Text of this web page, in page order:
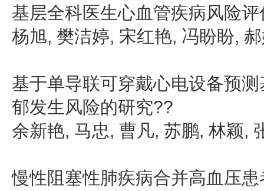
基层全科医生心血管疾病风险
杨旭, 樊洁婷, 宋红艳, 冯盼盼,
基于单导联可穿戴心电设备预
郁发生风险的研究??
余新艳, 马忠, 曹凡, 苏鹏, 林颖,
慢性阻塞性肺疾病合并高血压